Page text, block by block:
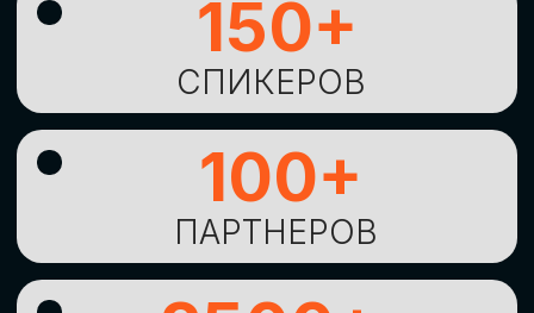
ТЕХНОЛОГИЙИ
СТРАТЕГИЧЕСКИХ
ПОДХОДОВ К ЦИФРОВОЙ
ТРАНСФОРМАЦИИ
БИЗНЕСА